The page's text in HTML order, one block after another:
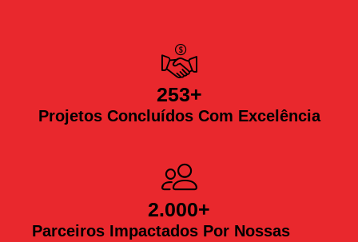
Projetos Concluídos Com Excelência
253+
Parceiros Impactados Por Nossas
2.000+